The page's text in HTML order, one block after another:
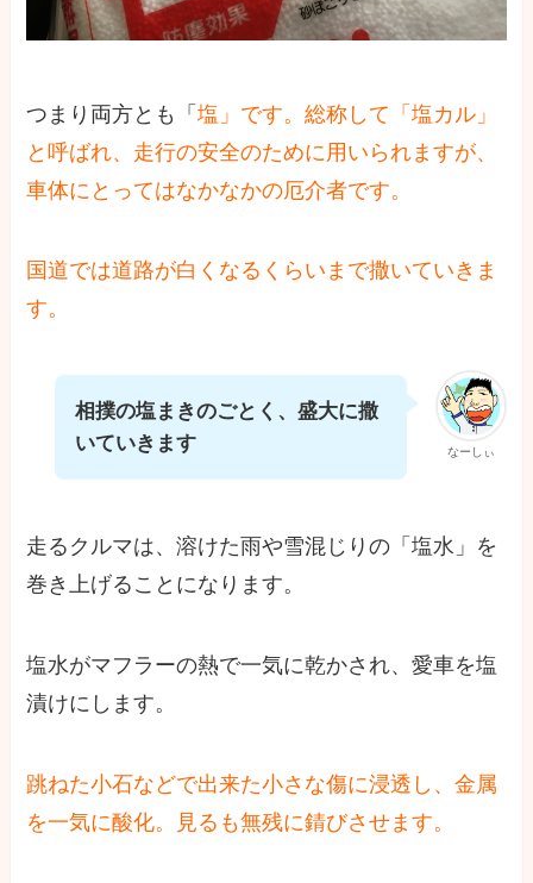
つまり両方とも「塩」です。総称して「塩カル」
と呼ばれ、走行の安全のために用いられますが、
車体にとってはなかなかの厄介者です。
国道では道路が白くなるくらいまで撒いていきま
す。
なーしぃ
相撲の塩まきのごとく、盛大に撒
いていきます
走るクルマは、溶けた雨や雪混じりの「塩水」を
巻き上げることになります。
塩水がマフラーの熱で一気に乾かされ、愛車を塩
漬けにします。
跳ねた小石などで出来た小さな傷に浸透し、金属
を一気に酸化。見るも無残に錆びさせます。